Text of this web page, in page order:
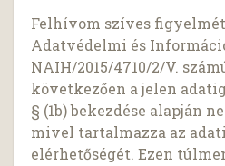
Felhívom szíves
Adatvédelmi és
NAIH/2015/4710/2/V.
következően a jelen
§ (1b) bekezdése alapján
mivel tartalmazza az
elérhetőségét. Ezen